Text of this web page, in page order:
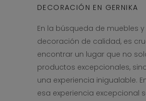
DECORACIÓN EN GERNIKA
En la búsqueda de muebles y
decoración de calidad, es
encontrar un lugar que no
productos excepcionales,
una experiencia inigualable.
esa experiencia excepcional